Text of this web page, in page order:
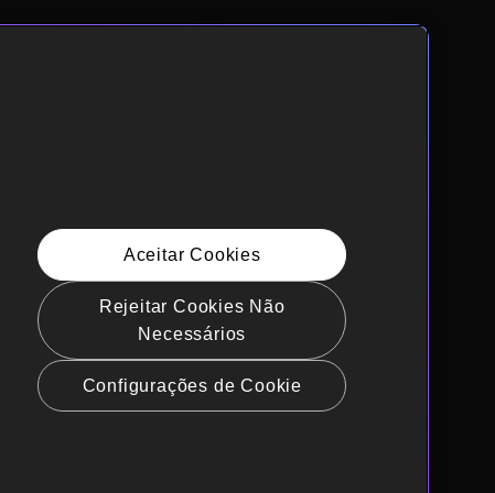
Aceitar Cookies
Rejeitar Cookies Não
Necessários
Configurações de Cookie